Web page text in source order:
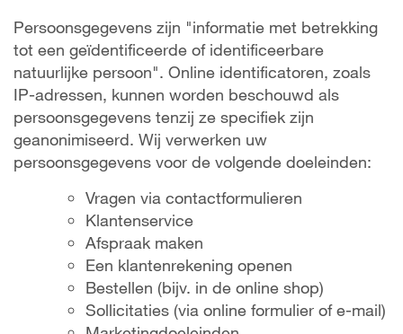
Persoonsgegevens zijn "informatie met betrekking
tot een geïdentificeerde of identificeerbare
natuurlijke persoon". Online identificatoren, zoals
IP-adressen, kunnen worden beschouwd als
persoonsgegevens tenzij ze specifiek zijn
geanonimiseerd. Wij verwerken uw
persoonsgegevens voor de volgende doeleinden:
Vragen via contactformulieren
Klantenservice
Afspraak maken
Een klantenrekening openen
Bestellen (bijv. in de online shop)
Sollicitaties (via online formulier of e-mail)